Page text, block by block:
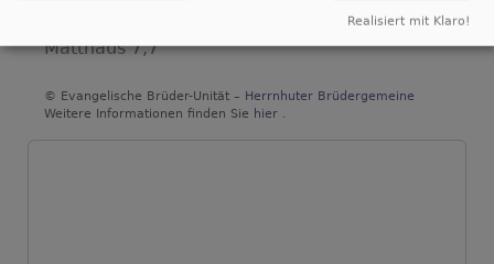
Matthäus 7,7
© Evangelische Brüder-Unität – Herrnhuter Brüdergemeine
Weitere Informationen finden Sie hier .
Realisiert mit Klaro!